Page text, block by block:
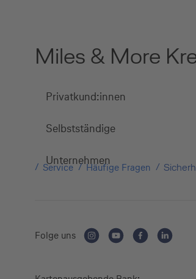
Miles & More
Privatkund:innen
Selbstständige
Unternehmen
Service Häufige Fragen
Folge uns